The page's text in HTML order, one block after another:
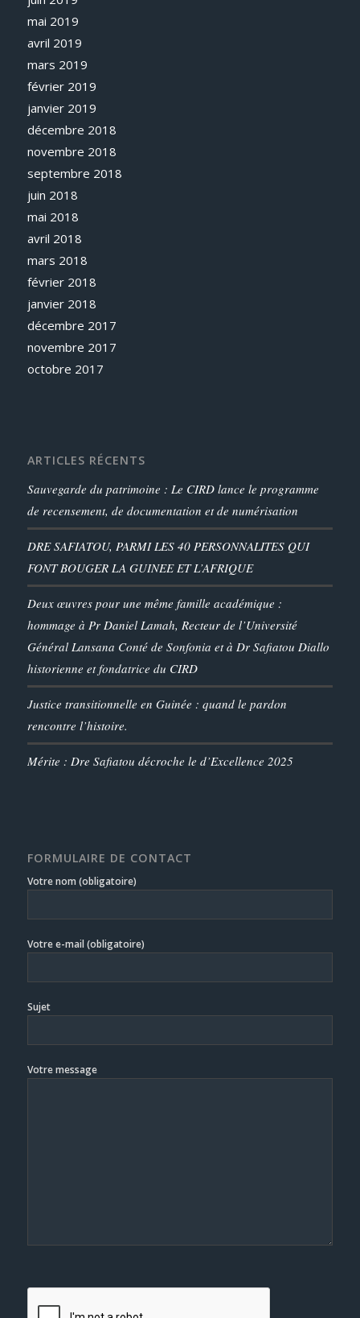
mai 2019
avril 2019
mars 2019
février 2019
janvier 2019
décembre 2018
novembre 2018
septembre 2018
juin 2018
mai 2018
avril 2018
mars 2018
février 2018
janvier 2018
décembre 2017
novembre 2017
octobre 2017
ARTICLES RÉCENTS
Sauvegarde du patrimoine : Le CIRD lance le programme
de recensement, de documentation et de numérisation
DRE SAFIATOU, PARMI LES 40 PERSONNALITES QUI
FONT BOUGER LA GUINEE ET L’AFRIQUE
Deux œuvres pour une même famille académique :
hommage à Pr Daniel Lamah, Recteur de l’Université
Général Lansana Conté de Sonfonia et à Dr Safiatou Diallo
historienne et fondatrice du CIRD
Justice transitionnelle en Guinée : quand le pardon
rencontre l’histoire.
Mérite : Dre Safiatou décroche le d’Excellence 2025
FORMULAIRE DE CONTACT
Votre nom (obligatoire)
Votre e-mail (obligatoire)
Sujet
Votre message